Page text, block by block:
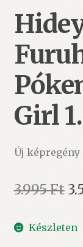
Girl
Új képregény
3.995Ft
Készleten